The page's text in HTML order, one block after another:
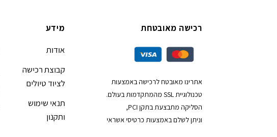
רכישה מאובטחת
אתרינו מאובטח לרכישה באמצעות
טכנולוגיית SSL מהמתקדמות בעולם.
הסליקה מתבצעת בתקן PCI,
וניתן לשלם באמצעות כרטיסי אשראי
מידע
אודות
קבוצת רכישה
לציוד טיולים
תנאי שימוש
ותקנון